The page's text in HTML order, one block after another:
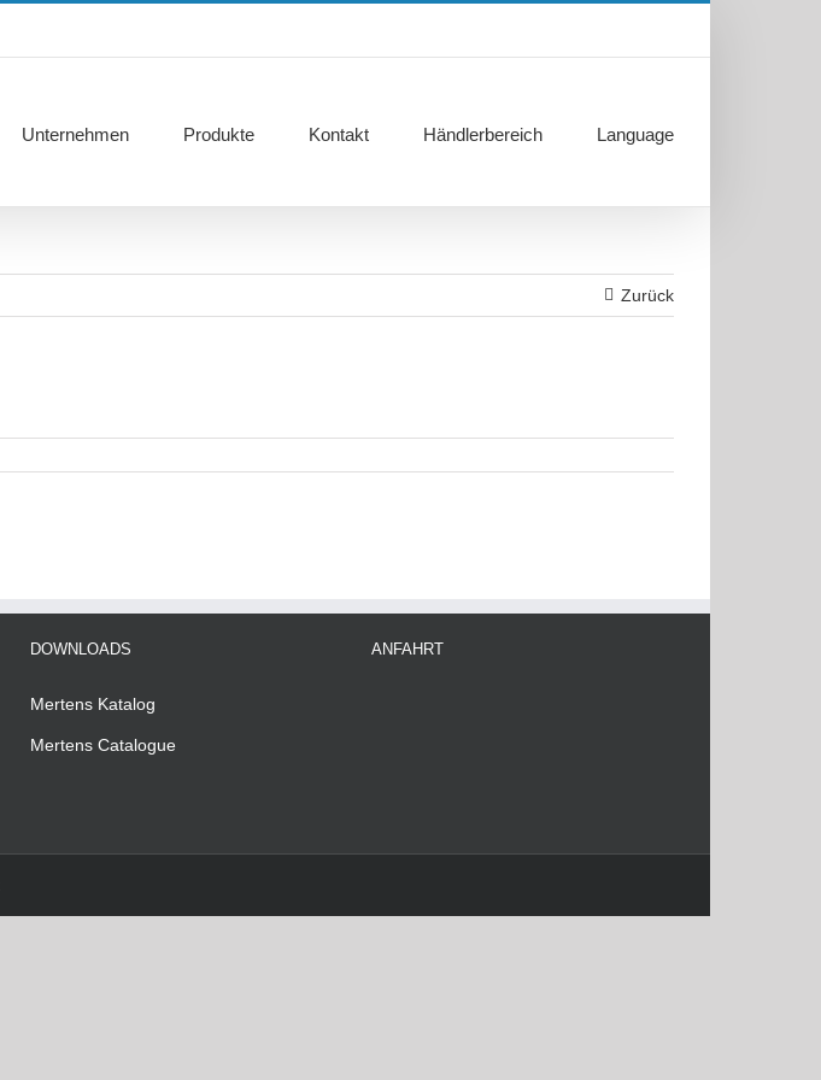
Unternehmen Produkte Kontakt Händlerbereich Language
Zurück
DOWNLOADS
Mertens Katalog
Mertens Catalogue
ANFAHRT